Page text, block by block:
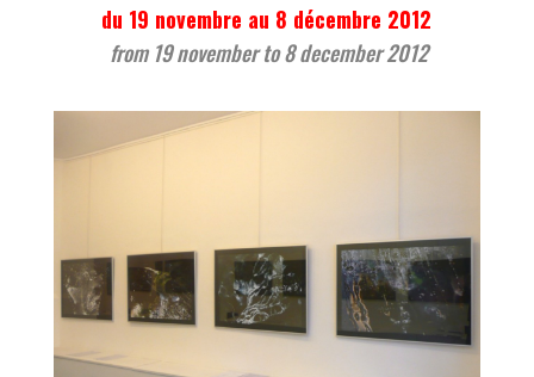
du 19 novembre au 8 décembre 2012
from 19 november to 8 december 2012